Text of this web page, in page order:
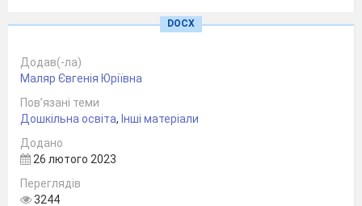
на розвиток і вдосконалення мовлення дітей. Граючись
дитина вчиться гідно програвати та бути
психічного розвитку дошкільника мають важливе
засіб спілкування. З розвитком мовлення дитина
вдосконалює своє спілкування. На скільки буде його
ефективність залежить не тільки від граматичних знань,
але й від набутих навичок висловлювання окремої
думки у конкретній ситуації, які вони здобувають під
час використання комунікативних ігор. Послідовність
говоріння, врахування досвіду та інтересів
DOCX
Додав(-ла)
Маляр Євгенія Юріївна
Пов’язані теми
Дошкільна освіта, Інші матеріали
Додано
26 лютого 2023
Переглядів
3244